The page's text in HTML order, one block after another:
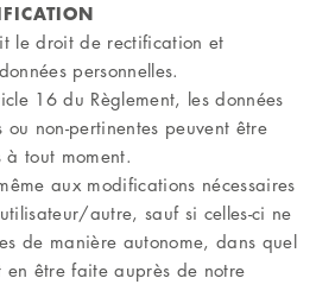
le droit de rectification et
personnelles.
16 du Règlement, les données
ou non-pertinentes peuvent être
à tout moment.
aux modifications nécessaires
autre, sauf si celles-ci ne
de manière autonome, dans quel
être faite auprès de notre